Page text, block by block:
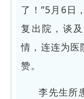
了！”5月6日
复出院，谈
情，连连为医
赞。
李先生所